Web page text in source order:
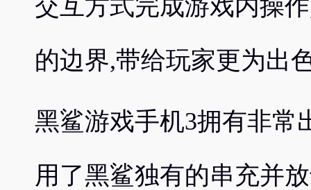
交互方式完成游戏内操
的边界,带给玩家更为出
黑鲨游戏手机3拥有非常
用了黑鲨独有的串充并